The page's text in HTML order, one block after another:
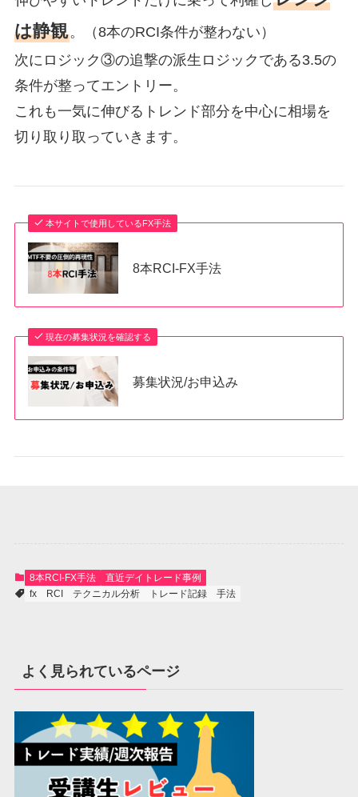
は静観。（8本のRCI条件が整わない）
次にロジック③の追撃の派生ロジックである3.5の
条件が整ってエントリー。
これも一気に伸びるトレンド部分を中心に相場を
切り取り取っていきます。
本サイトで使用しているFX手法
8本RCI-FX手法
現在の募集状況を確認する
募集状況/お申込み
8本RCI-FX手法
直近デイトレード事例
fx
RCI テクニカル分析 トレード記録 手法
よく見られているページ